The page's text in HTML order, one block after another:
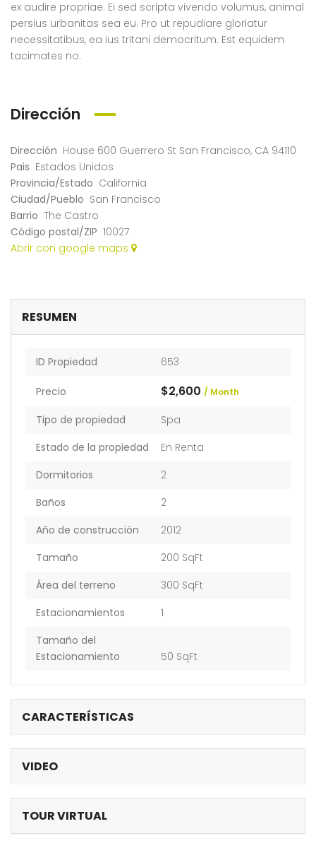
ex audire propriae. Ei sed scripta vivendo volumus, animal
persius urbanitas sea eu. Pro ut repudiare gloriatur
necessitatibus, ea ius tritani democritum. Est equidem
tacimates no.
Dirección
Dirección House 600 Guerrero St San Francisco, CA 94110
Pais Estados Unidos
Provincia/Estado California
Ciudad/Pueblo San Francisco
Barrio The Castro
Código postal/ZIP 10027
Abrir con google maps
RESUMEN
ID Propiedad 653
Precio $2,600 / Month
Tipo de propiedad
Spa
Estado de la propiedad
En Renta
Dormitorios
2
Baños
2
Año de construcción
2012
Tamaño
200 SqFt
Área del terreno
300 SqFt
Estacionamientos
1
Tamaño del
Estacionamiento
50 SqFt
CARACTERÍSTICAS
VIDEO
TOUR VIRTUAL
Monica Blvd Los Angeles, CA 90038
4127 18th St San Francisco, CA 94114